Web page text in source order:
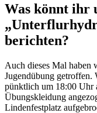
Was könnt ihr
berichten?
Auch dieses Mal haben
Jugendübung getroffen.
pünktlich um 18:00 Uhr
Übungskleidung
Lindenfestplatz